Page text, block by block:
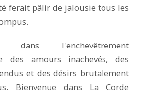
ferait pâlir de jalousie tous les
dans l'enchevêtrement
des amours inachevés, des
et des désirs brutalement
Bienvenue dans La Corde